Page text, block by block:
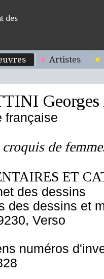
des
Artistes
française
de
ET
des dessins
des dessins et
Verso
numéros